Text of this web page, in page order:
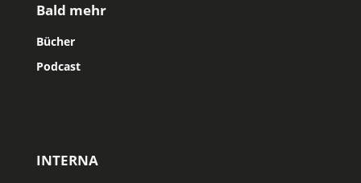
Bald mehr
Bücher
Podcast
INTERNA